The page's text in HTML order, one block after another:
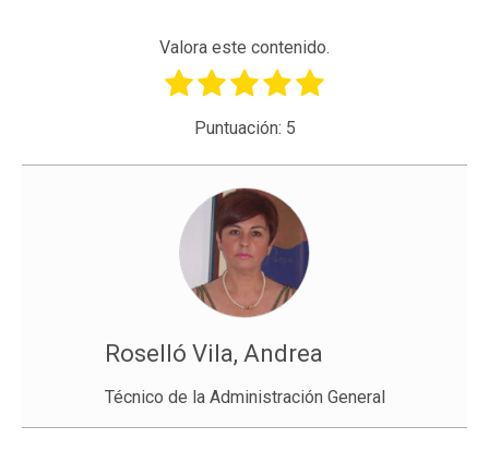
Valora este contenido.
Puntuación: 5
Roselló Vila, Andrea
Técnico de la Administración General